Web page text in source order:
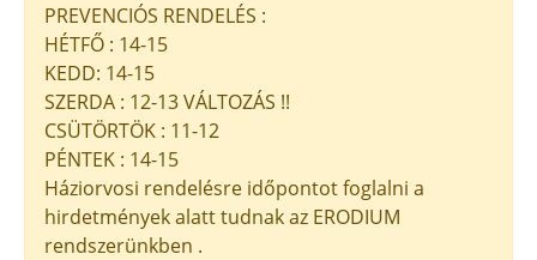
PREVENCIÓS RENDELÉS :
HÉTFŐ : 14-15
KEDD: 14-15
SZERDA : 12-13 VÁLTOZÁS !!
CSÜTÖRTÖK : 11-12
PÉNTEK : 14-15
Háziorvosi rendelésre időpontot foglalni a
hirdetmények alatt tudnak az ERODIUM
rendszerünkben .